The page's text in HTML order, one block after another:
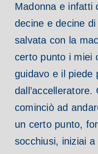
Madonna e infatti
decine e decine
salvata con la
certo punto i miei
guidavo e il piede
cominciò ad
un certo punto,
socchiusi, iniziai